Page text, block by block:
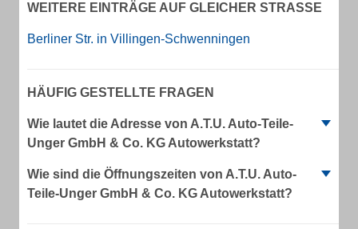
WEITERE EINTRÄGE AUF GLEICHER STRASSE
Berliner Str. in Villingen-Schwenningen
HÄUFIG GESTELLTE FRAGEN
Wie lautet die Adresse von A.T.U. Auto-Teile-
Unger GmbH & Co. KG Autowerkstatt?
Wie sind die Öffnungszeiten von A.T.U. Auto-
Teile-Unger GmbH & Co. KG Autowerkstatt?